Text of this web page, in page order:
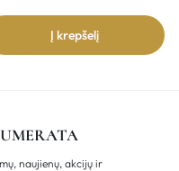
Į krepšelį
naujienų, akcijų ir